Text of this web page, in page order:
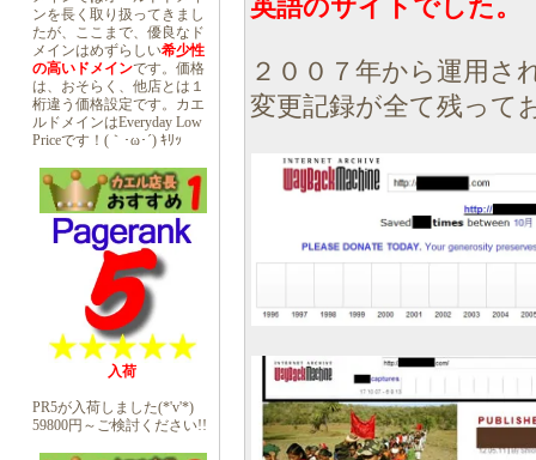
ンを長く取り扱ってきまし
たが、ここまで、優良なド
メインはめずらしい希少性
の高いドメインです。価格
は、おそらく、他店とは１
桁違う価格設定です。カエ
ルドメインはEveryday Low
Priceです！(｀･ω･´) ｷﾘｯ
入荷
PR5が入荷しました(*'v'*)
59800円～ご検討ください!!
英語のサイトでした。
２００７年から運用さ
変更記録が全て残って